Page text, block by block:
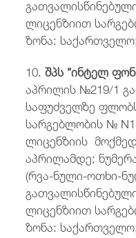
ლიცენზიით
ზონა: საქართველო;
10.შპს ”ინტელ
აპრილის №219/1
საფუძველზე
სარგებლობის №
ლიცენზიის
აპრილამდე;
(რვა-ნული-ოთხი-
ლიცენზიით
ზონა: საქართველო;